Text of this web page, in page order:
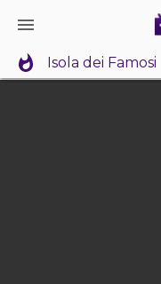
Isola dei Famosi